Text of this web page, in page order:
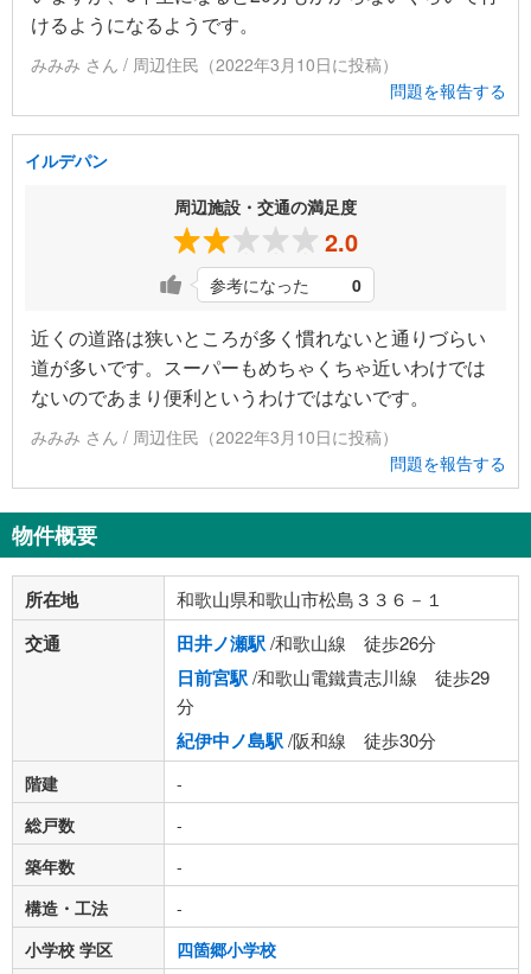
けるようになるようです。
みみみ さん / 周辺住民（2022年3月10日に投稿）
問題を報告する
イルデパン
周辺施設・交通の満足度
2.0
参考になった 0
近くの道路は狭いところが多く慣れないと通りづらい
道が多いです。スーパーもめちゃくちゃ近いわけでは
ないのであまり便利というわけではないです。
みみみ さん / 周辺住民（2022年3月10日に投稿）
問題を報告する
物件概要
所在地 和歌山県和歌山市松島３３６－１
交通 田井ノ瀬駅/和歌山線 徒歩26分
日前宮駅/和歌山電鐵貴志川線 徒歩29
分
紀伊中ノ島駅/阪和線 徒歩30分
階建
-
総戸数
-
築年数
-
構造・工法
-
小学校 学区
四箇郷小学校